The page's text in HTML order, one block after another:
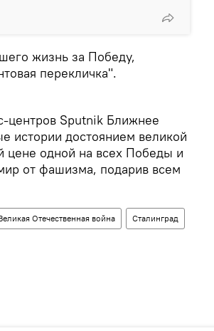
жизнь за Победу,
перекличка".
центров Sputnik Ближнее
истории достоянием великой
цене одной на всех Победы и
от фашизма, подарив всем
Отечественная война Сталинград